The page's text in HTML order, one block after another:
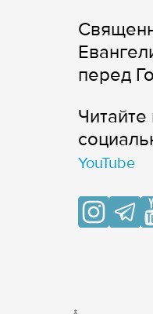
перед
YouTube